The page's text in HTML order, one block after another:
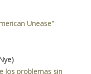
Unease"
los problemas sin